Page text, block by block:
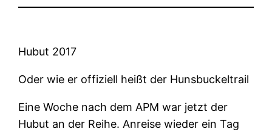
Hubut 2017
Oder wie er offiziell heißt der Hunsbuckeltrail
Eine Woche nach dem APM war jetzt der
Hubut an der Reihe. Anreise wieder ein Tag